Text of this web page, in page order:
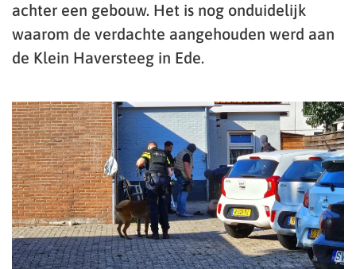
achter een gebouw. Het is nog onduidelijk
waarom de verdachte aangehouden werd aan
de Klein Haversteeg in Ede.